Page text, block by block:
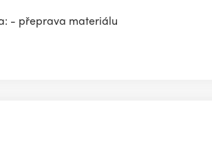
- přeprava materiálu